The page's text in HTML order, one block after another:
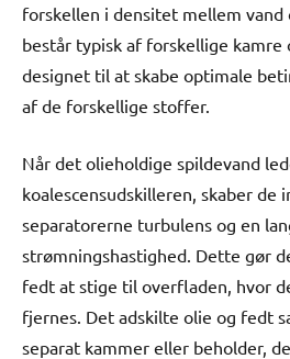
forskellen i densitet mellem
består typisk af forskellige kamre
designet til at skabe optimale
af de forskellige stoffer.
Når det olieholdige spildevand
koalescensudskilleren, skaber de
separatorerne turbulens og en
strømningshastighed. Dette gør
fedt at stige til overfladen, hvor
fjernes. Det adskilte olie og fedt
separat kammer eller beholder,